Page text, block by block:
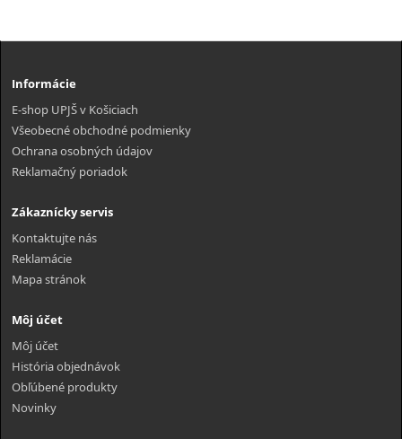
Informácie
E-shop UPJŠ v Košiciach
Všeobecné obchodné podmienky
Ochrana osobných údajov
Reklamačný poriadok
Zákaznícky servis
Kontaktujte nás
Reklamácie
Mapa stránok
Môj účet
Môj účet
História objednávok
Obľúbené produkty
Novinky